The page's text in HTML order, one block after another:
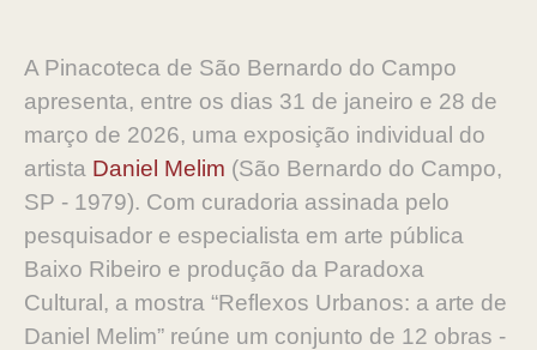
A Pinacoteca de São Bernardo do Campo
apresenta, entre os dias 31 de janeiro e 28 de
março de 2026, uma exposição individual do
artista Daniel Melim (São Bernardo do Campo,
SP - 1979). Com curadoria assinada pelo
pesquisador e especialista em arte pública
Baixo Ribeiro e produção da Paradoxa
Cultural, a mostra “Reflexos Urbanos: a arte de
Daniel Melim” reúne um conjunto de 12 obras -